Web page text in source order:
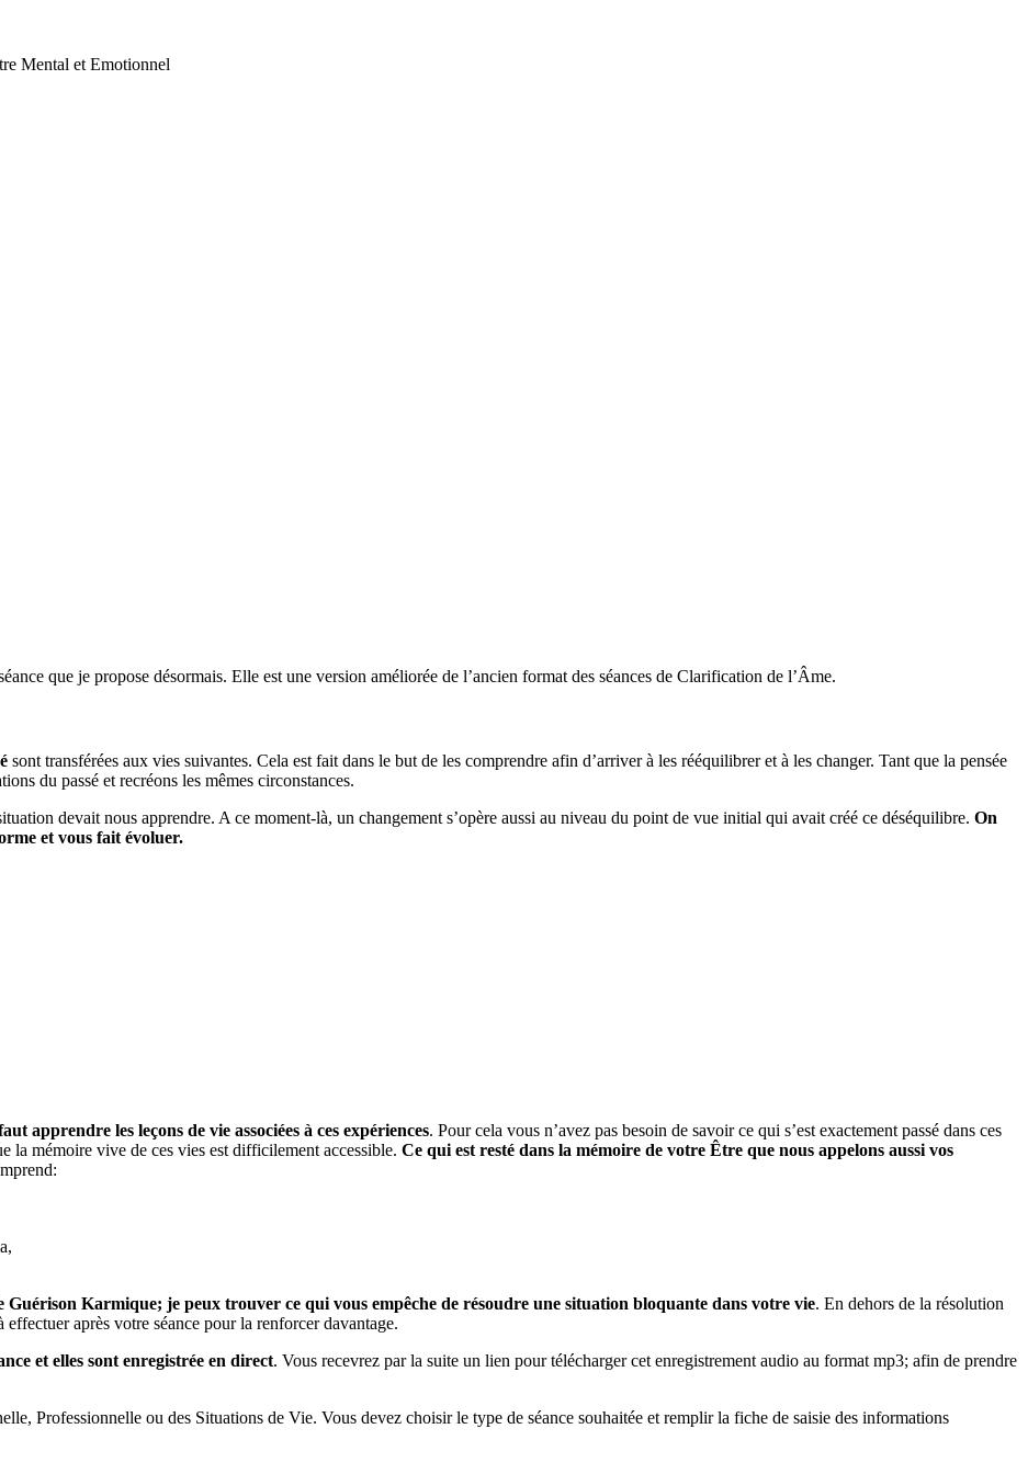
Mental et Emotionnel
que je propose désormais. Elle est une version améliorée de l’ancien format des séances de Clarification de l’Âme.
sont transférées aux vies suivantes. Cela est fait dans le but de les comprendre afin d’arriver à les rééquilibrer et à les changer. Tant que la pensée
du passé et recréons les mêmes circonstances.
devait nous apprendre. A ce moment-là, un changement s’opère aussi au niveau du point de vue initial qui avait créé ce déséquilibre. On
et vous fait évoluer.
apprendre les leçons de vie associées à ces expériences. Pour cela vous n’avez pas besoin de savoir ce qui s’est exactement passé dans ces
la mémoire vive de ces vies est difficilement accessible. Ce qui est resté dans la mémoire de votre Être que nous appelons aussi vos
Guérison Karmique; je peux trouver ce qui vous empêche de résoudre une situation bloquante dans votre vie. En dehors de la résolution
après votre séance pour la renforcer davantage.
et elles sont enregistrée en direct. Vous recevrez par la suite un lien pour télécharger cet enregistrement audio au format mp3; afin de prendre
Professionnelle ou des Situations de Vie. Vous devez choisir le type de séance souhaitée et remplir la fiche de saisie des informations